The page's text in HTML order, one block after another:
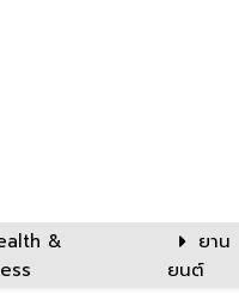
&
ยาน
ยนต์